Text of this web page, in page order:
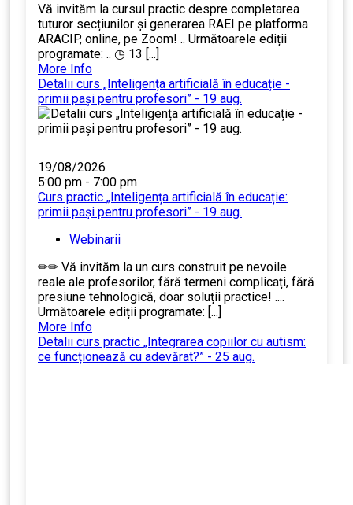
Vă invităm la cursul practic despre completarea
tuturor secțiunilor și generarea RAEI pe platforma
ARACIP, online, pe Zoom! .. Următoarele ediții
programate: .. ◷ 13 [...]
More Info
Detalii curs „Inteligența artificială în educație -
primii pași pentru profesori” - 19 aug.
19/08/2026
5:00 pm - 7:00 pm
Curs practic „Inteligența artificială în educație:
primii pași pentru profesori” - 19 aug.
Webinarii
✏✏ Vă invităm la un curs construit pe nevoile
reale ale profesorilor, fără termeni complicați, fără
presiune tehnologică, doar soluții practice! ....
Următoarele ediții programate: [...]
More Info
Detalii curs practic „Integrarea copiilor cu autism:
ce funcționează cu adevărat?” - 25 aug.